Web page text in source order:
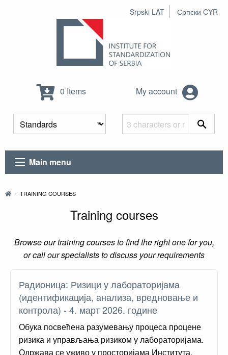
Srpski LAT Српски CYR
0 Items My account
Main menu
TRAINING COURSES
Training courses
Browse our training courses to find the right one for you,
or call our specialists to discuss your requirements
Радионица: Ризици у лабораторијама
(идентификација, анализа, вредновање и
контрола) - 4. март 2026. године
Обука посвећена разумевању процеса процене
ризика и управљања ризиком у лабораторијама.
Одржава се уживо у просторијама Института.